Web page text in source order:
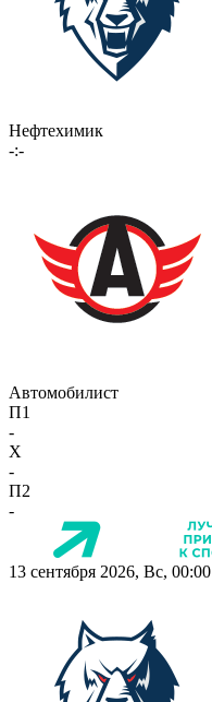
Нефтехимик
-:-
Автомобилист
П1
-
X
-
П2
-
13 сентября 2026, Вс, 00:00